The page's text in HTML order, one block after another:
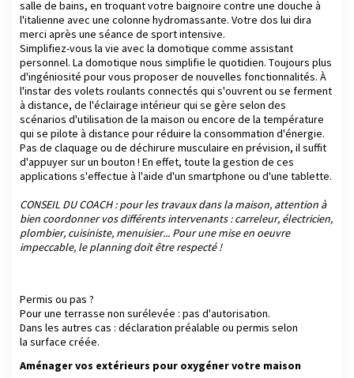
salle de bains, en troquant votre baignoire contre une douche à
l'italienne avec une colonne hydromassante. Votre dos lui dira
merci après une séance de sport intensive.
Simplifiez-vous la vie avec la domotique comme assistant
personnel. La domotique nous simplifie le quotidien. Toujours plus
d'ingéniosité pour vous proposer de nouvelles fonctionnalités. À
l'instar des volets roulants connectés qui s'ouvrent ou se ferment
à distance, de l'éclairage intérieur qui se gère selon des
scénarios d'utilisation de la maison ou encore de la température
qui se pilote à distance pour réduire la consommation d'énergie.
Pas de claquage ou de déchirure musculaire en prévision, il suffit
d'appuyer sur un bouton ! En effet, toute la gestion de ces
applications s'effectue à l'aide d'un smartphone ou d'une tablette.
CONSEIL DU COACH : pour les travaux dans la maison, attention à
bien coordonner vos différents intervenants : carreleur, électricien,
plombier, cuisiniste, menuisier... Pour une mise en oeuvre
impeccable, le planning doit être respecté !
Permis ou pas ?
Pour une terrasse non surélevée : pas d'autorisation.
Dans les autres cas : déclaration préalable ou permis selon
la surface créée.
Aménager vos extérieurs pour oxygéner votre maison